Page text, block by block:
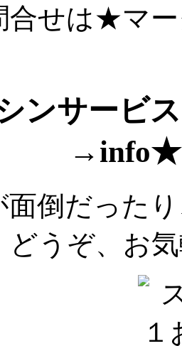
合せは★マ
ンサービ
倒だった
どうぞ、お